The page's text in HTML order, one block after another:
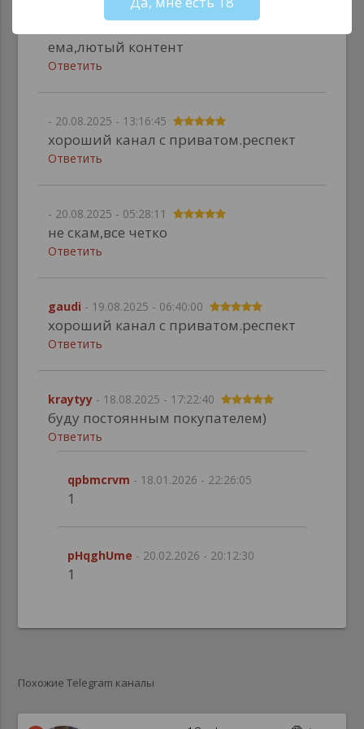
ема,лютый контент
Ответить
- 20.08.2025 - 13:16:45
хороший канал с приватом.респект
Ответить
- 20.08.2025 - 05:28:11
не скам,все четко
Ответить
gaudi - 19.08.2025 - 06:40:00
хороший канал с приватом.респект
Ответить
kraytyy - 18.08.2025 - 17:22:40
буду постоянным покупателем)
Ответить
qpbmcrvm - 18.01.2026 - 22:26:05
1
pHqghUme - 20.02.2026 - 20:12:30
1
Похожие Telegram каналы
Перейти